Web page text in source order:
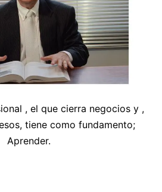
, el que cierra negocios y ,
tiene como fundamento;
Aprender.